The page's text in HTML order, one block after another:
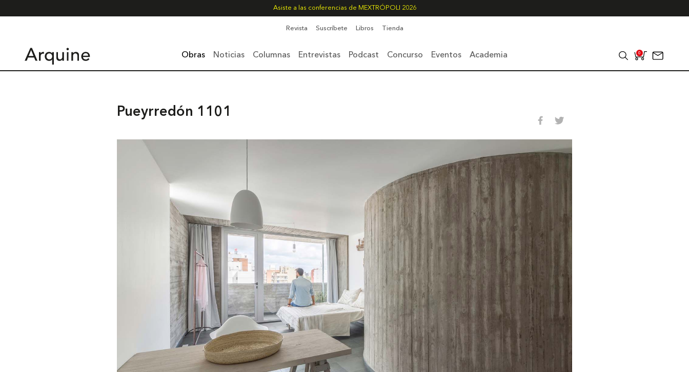
Asiste a las conferencias de MEXTRÓPOLI 2026
Revista Suscríbete Libros Tienda
Obras Noticias Columnas Entrevistas Podcast Concurso Eventos Academia 0
Pueyrredón 1101